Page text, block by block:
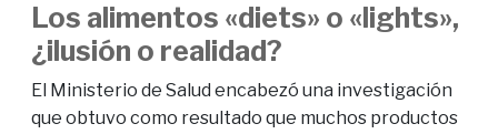
Los alimentos «diets» o «lights»,
¿ilusión o realidad?
El Ministerio de Salud encabezó una investigación
que obtuvo como resultado que muchos productos